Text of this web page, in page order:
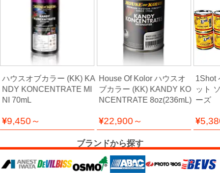
装
関
連
機
器・
一
機
器・
ハウスオブカラー (KK) KA
NDY KONCENTRATE MI
NI 70mL
9,450～
House Of Kolor ハウスオ
ブカラー (KK) KANDY KO
NCENTRATE 8oz(236mL)
22,900～
1Shot
ット
ーズ
ブランドから探す